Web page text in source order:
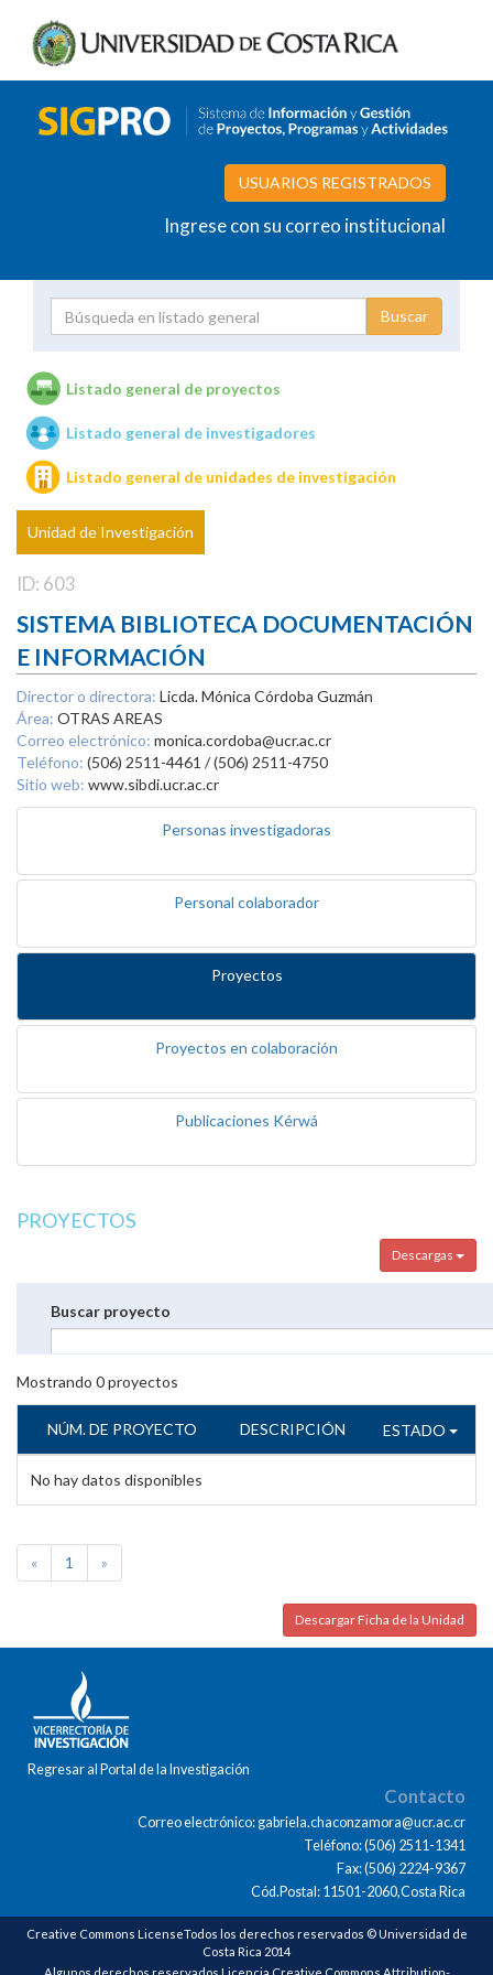
USUARIOS REGISTRADOS
Ingrese con su correo institucional
Unidades de investigación
Listado general de proyectos
Listado general de investigadores
Listado general de unidades de investigación
Unidad de Investigación
ID: 603
SISTEMA BIBLIOTECA DOCUMENTACIÓN
E INFORMACIÓN
Director o directora: Licda. Mónica Córdoba Guzmán
Área: OTRAS AREAS
Correo electrónico: monica.cordoba@ucr.ac.cr
Teléfono: (506) 2511-4461 / (506) 2511-4750
Sitio web: www.sibdi.ucr.ac.cr
Personas investigadoras
Personal colaborador
Proyectos
Proyectos en colaboración
Publicaciones Kérwá
PROYECTOS
Descargas
Buscar proyecto
Mostrando 0proyectos
NÚM. DE PROYECTO DESCRIPCIÓN ESTADO
No hay datos disponibles
« 1 »
Descargar Ficha de la Unidad
Regresar al Portal de la Investigación
Contacto
Correo electrónico: gabriela.chaconzamora@ucr.ac.cr
Teléfono: (506) 2511-1341
Fax: (506) 2224-9367
Cód.Postal: 11501-2060,Costa Rica
Creative Commons LicenseTodos los derechos reservados © Universidad de
Costa Rica 2014